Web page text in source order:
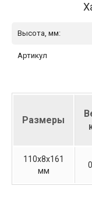
Высота, мм:
Артикул
Размеры
110х8х161
мм